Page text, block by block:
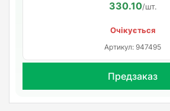
330.10/шт.
Очікується
Артикул: 947495
Предзаказ